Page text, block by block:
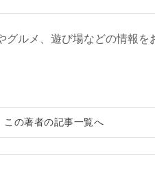
ルメ、遊び場などの情報を
この著者の記事一覧へ